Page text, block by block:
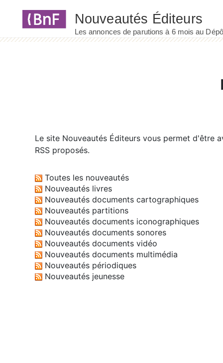
Le site Nouveautés Éditeurs vous permet d'être
RSS proposés.
Toutes les nouveautés
Nouveautés livres
Nouveautés documents cartographiques
Nouveautés partitions
Nouveautés documents iconographiques
Nouveautés documents sonores
Nouveautés documents vidéo
Nouveautés documents multimédia
Nouveautés périodiques
Nouveautés jeunesse